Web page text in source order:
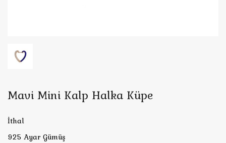
Mavi Mini Kalp Halka Küpe
İthal
925 Ayar Gümüş